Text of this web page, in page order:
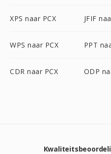
XPS naar PCX JFIF
WPS naar PCX PPT
CDR naar PCX ODP